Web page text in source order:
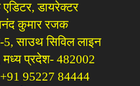
डायरेक्टर
कुमार रजक
5, साउथ सिविल लाइन
प्रदेश- 482002
95227 84444